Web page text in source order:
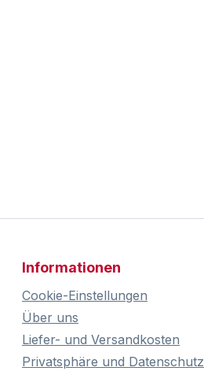
Informationen
Cookie-Einstellungen
Über uns
Liefer- und Versandkosten
Privatsphäre und Datenschutz